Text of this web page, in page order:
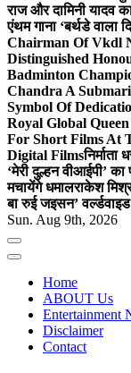
राज और दामिनी यादव
एंथम गाना ‘बर्थडे वाला
Chairman Of Vkdl
Distinguished
Badminton
Chandra A
Symbol Of
Royal Global Queen
For Short Films At
Digital Films
‘मेरी दुल्हन वीआईपी’
मचायेंगे धमालराकेश
बा रुई जइसन’
Sun. Aug 9th, 2026
Home
ABOUT Us
Entertainment
Disclaimer
Contact